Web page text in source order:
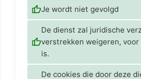
Je wordt niet gevolgd
De dienst zal juridische
verstrekken weigeren,
is.
De cookies die door deze